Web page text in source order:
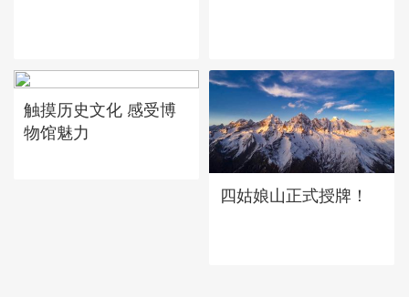
触摸历史文化 感受博
物馆魅力
四姑娘山正式授牌！